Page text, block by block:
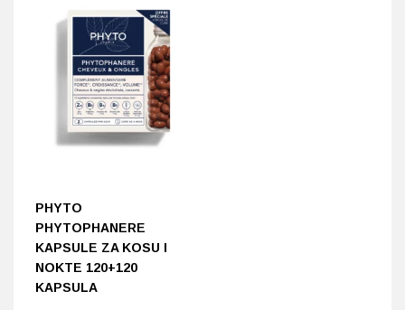
PHYTO
PHYTOPHANERE
KAPSULE ZA KOSU I
NOKTE 120+120
KAPSULA